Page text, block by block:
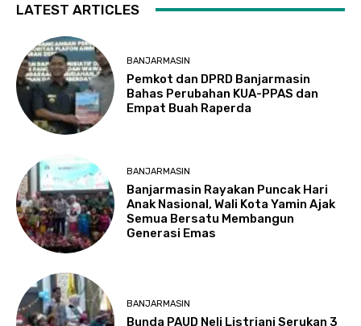
LATEST ARTICLES
BANJARMASIN
Pemkot dan DPRD Banjarmasin
Bahas Perubahan KUA-PPAS dan
Empat Buah Raperda
BANJARMASIN
Banjarmasin Rayakan Puncak Hari
Anak Nasional, Wali Kota Yamin Ajak
Semua Bersatu Membangun
Generasi Emas
BANJARMASIN
Bunda PAUD Neli Listriani Serukan 3